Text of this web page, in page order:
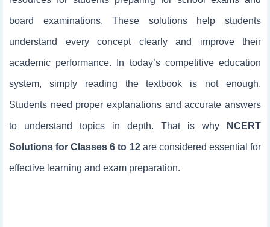
board examinations. These solutions help students
understand every concept clearly and improve their
academic performance. In today’s competitive education
system, simply reading the textbook is not enough.
Students need proper explanations and accurate answers
to understand topics in depth. That is why NCERT
Solutions for Classes 6 to 12are considered essential for
effective learning and exam preparation.